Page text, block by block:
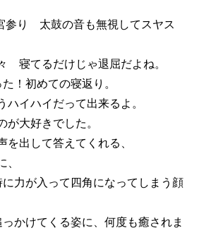
り 太鼓の音も無視してスヤス
寝てるだけじゃ退屈だよね。
初めての寝返り。
イハイだって出来るよ。
大好きでした。
出して答えてくれる、
力が入って四角になってしまう顔
かけてくる姿に、何度も癒されま